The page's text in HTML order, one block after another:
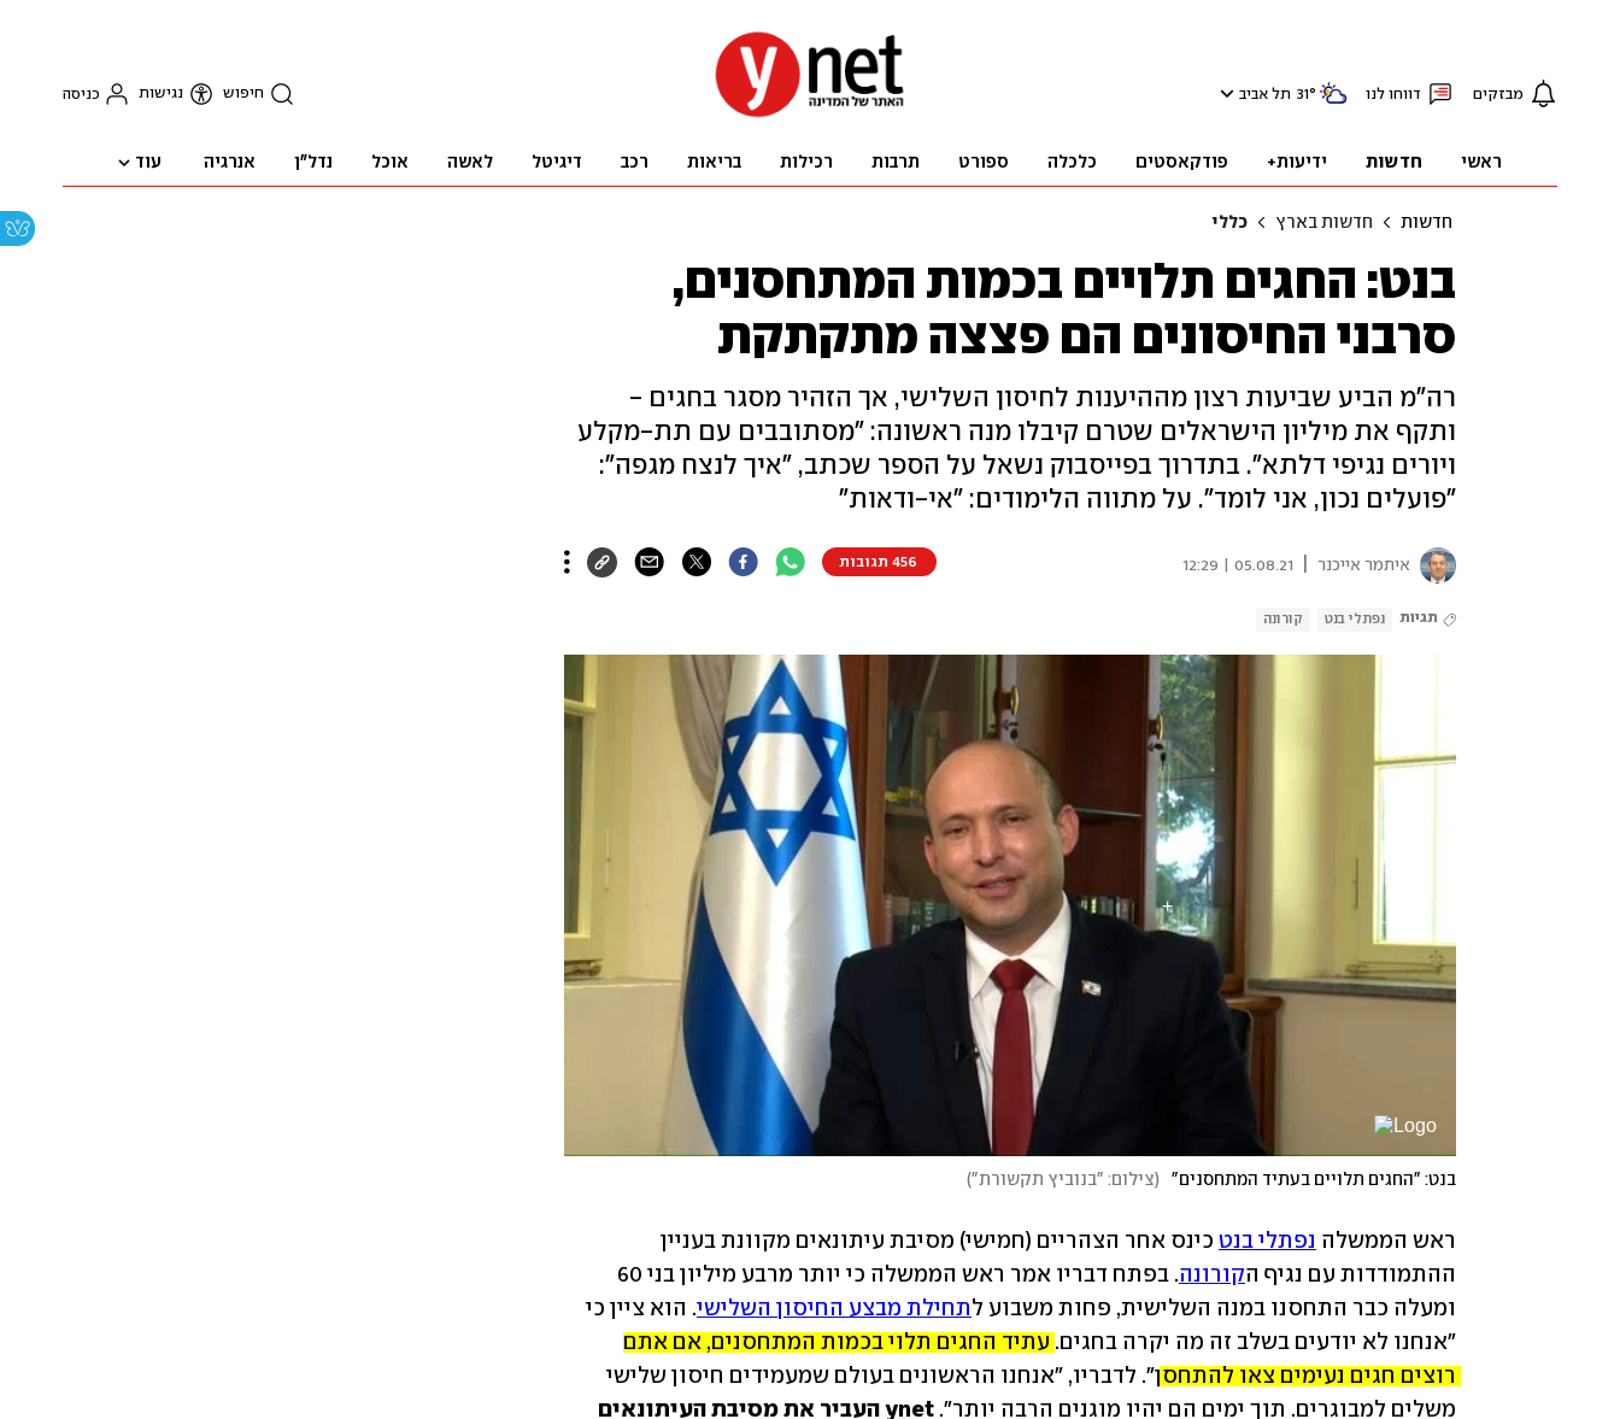
מבזקים דווחו לנו 31° תל אביב חיפוש נגישות כניסה
ראשי חדשות ידיעות+ פודקאסטים כלכלה ספורט תרבות רכילות בריאות רכב דיגיטל לאשה אוכל נדל"ן אנרגיה עוד
חדשות חדשות בארץ כללי
בנט: החגים תלויים בכמות המתחסנים,
סרבני החיסונים הם פצצה מתקתקת
רה"מ הביע שביעות רצון מההיענות לחיסון השלישי, אך הזהיר מסגר בחגים -
ותקף את מיליון הישראלים שטרם קיבלו מנה ראשונה: "מסתובבים עם תת-מקלע
ויורים נגיפי דלתא". בתדרוך בפייסבוק נשאל על הספר שכתב, "איך לנצח מגפה":
"פועלים נכון, אני לומד". על מתווה הלימודים: "אי-ודאות"
איתמר אייכנר 05.08.21 | 12:29 456 תגובות
תגיות נפתלי בנט קורונה
בנט: "החגים תלויים בעתיד המתחסנים" (צילום: "בנוביץ תקשורת")
ראש הממשלה נפתלי בנט
ההתמודדות עם נגיף הקורונה
ומעלה כבר התחסנו במנה השלישית, פחות משבוע לתחילת מבצע החיסון השלישי
"אנחנו לא יודעים בשלב זה מה יקרה בחגים.
רוצים חגים נעימים צאו להתחסן
משלים למבוגרים. תוך ימים הם יהיו מוגנים הרבה יותר".